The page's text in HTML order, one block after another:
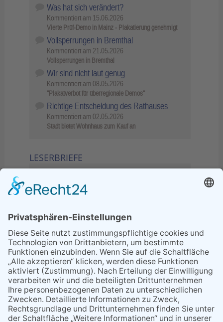
Was hat sich verändert?
Kommentiert am 15.06.2026
Vierte Prüf-Demo in Mainz - Plakatierung genehmigt
Vollsperrungen in Bremthal
Kommentiert am 21.05.2026
Vollsperrungen in Bremthal
Wir sind nicht laut genug
Kommentiert am 08.05.2026
"Plakatverbot für überregionale Demos"
Richtige Entscheidung des Rathauses
Kommentiert am 02.05.2026
Stadt bietet Wohnhaus zum Kauf an
LESERBRIEFE
Sperrung B455: Kleiner
Grenzverkehr statt weite Wege
21.04.2026
Wenn Bahn-Computer nicht
miteinander kommunizieren
11.03.2026
"Plakatverbot für überregionale
Demos"
04.02.2026
Gelbe Tonne – Ein kleiner Blick
über den Tellerand
04.02.2026